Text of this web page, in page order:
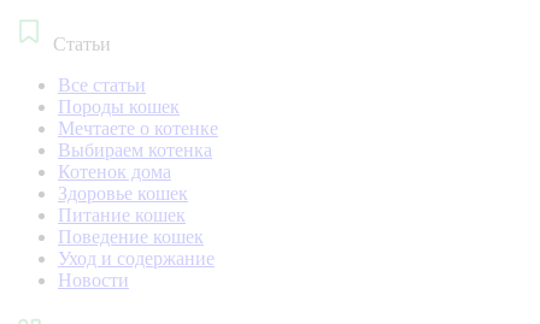
Статьи
Все статьи
Породы кошек
Мечтаете о котенке
Выбираем котенка
Котенок дома
Здоровье кошек
Питание кошек
Поведение кошек
Уход и содержание
Новости